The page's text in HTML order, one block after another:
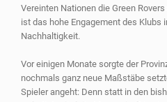
Vereinten Nationen die Green
ist das hohe Engagement des Klubs
Nachhaltigkeit.
Vor einigen Monate sorgte der
nochmals ganz neue Maßstäbe
Spieler angeht: Denn statt in den